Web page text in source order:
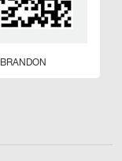
BRANDON